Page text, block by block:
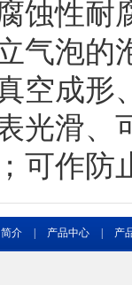
蚀性耐
气泡的
空成形
光滑、
可作防
介 产品中心 产